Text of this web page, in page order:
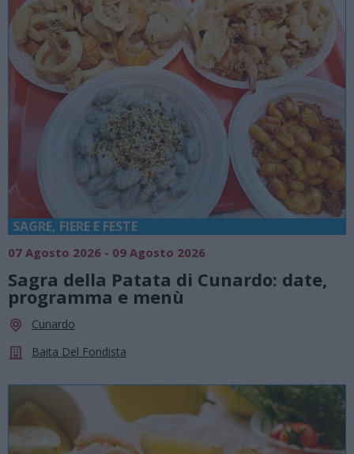
SAGRE, FIERE E FESTE
07 Agosto 2026 - 09 Agosto 2026
Sagra della Patata di Cunardo: date,
programma e menù
Cunardo
Baita Del Fondista